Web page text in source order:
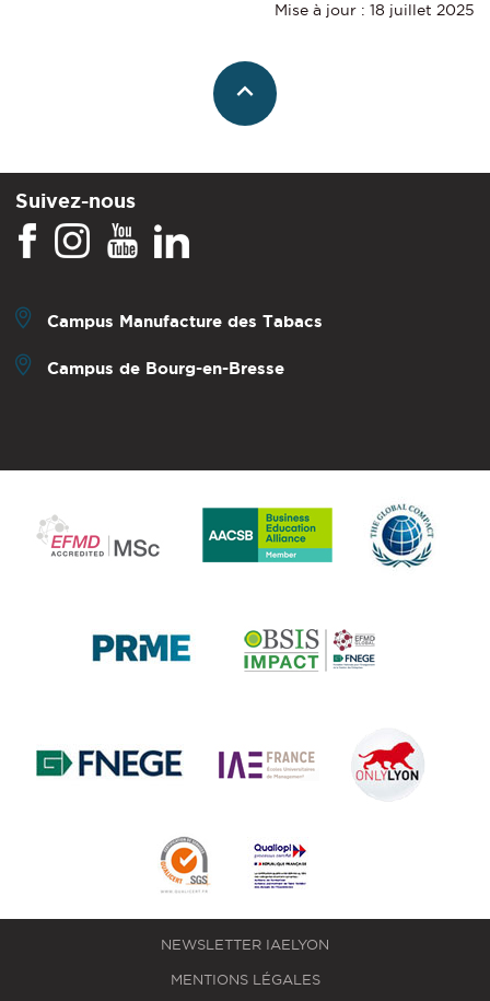
Mise à jour : 18 juillet 2025
Suivez-nous
Campus Manufacture des Tabacs
Campus de Bourg-en-Bresse
NEWSLETTER IAELYON
MENTIONS LÉGALES